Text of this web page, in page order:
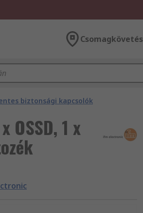
Csomagkövetés
biztonsági kapcsolók
1 x